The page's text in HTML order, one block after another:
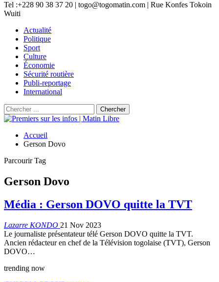
Tel :+228 90 38 37 20 | togo@togomatin.com | Rue Konfes Tokoin
Wuiti
Actualité
Politique
Sport
Culture
Économie
Sécurité routière
Publi-reportage
International
Accueil
Gerson Dovo
Parcourir Tag
Gerson Dovo
Média : Gerson DOVO quitte la TVT
Lazarre KONDO 21 Nov 2023
Le journaliste présentateur télé Gerson DOVO quitte la TVT.
Ancien rédacteur en chef de la Télévision togolaise (TVT), Gerson
DOVO…
trending now